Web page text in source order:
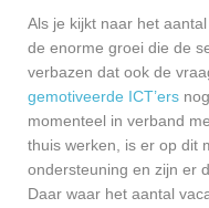
Als je kijkt naar het
de enorme groei die de
verbazen dat ook de
gemotiveerde ICT’ers
momenteel in verband
thuis werken, is er op dit
ondersteuning en zijn er
Daar waar het aantal